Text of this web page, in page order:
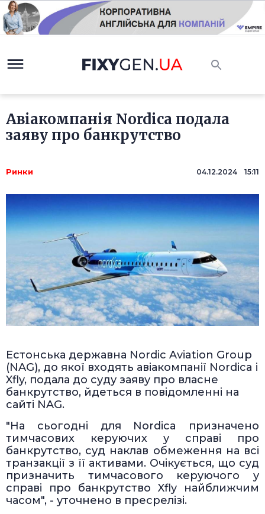
Авіакомпанія Nordica подала
заяву про банкрутство
Ринки 04.12.2024 15:11
Естонська державна Nordic Aviation Group
(NAG), до якої входять авіакомпанії Nordica і
Xfly, подала до суду заяву про власне
банкрутство, йдеться в повідомленні на
сайті NAG.
"На сьогодні для Nordica призначено
тимчасових керуючих у справі про
банкрутство, суд наклав обмеження на всі
транзакції з її активами. Очікується, що суд
призначить тимчасового керуючого у
справі про банкрутство Xfly найближчим
часом", - уточнено в пресрелізі.